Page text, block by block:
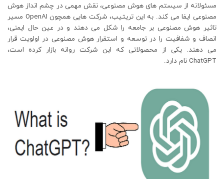
مسئولانه از سیستم‌ های هوش مصنوعی، نقش مهمی در چشم ‌انداز هوش
مصنوعی ایفا می‌ کند. به این تریتیب، شرکت هایی همچون OpenAI مسیر
تاثیر هوش مصنوعی بر جامعه را شکل می ‌دهند و در عین حال ایمنی،
انصاف و شفافیت را در توسعه و استقرار هوش مصنوعی در اولویت قرار
می ‌دهند. یکی از محصولاتی که این شرکت روانه بازار کرده است،
ChatGPT نام دارد.